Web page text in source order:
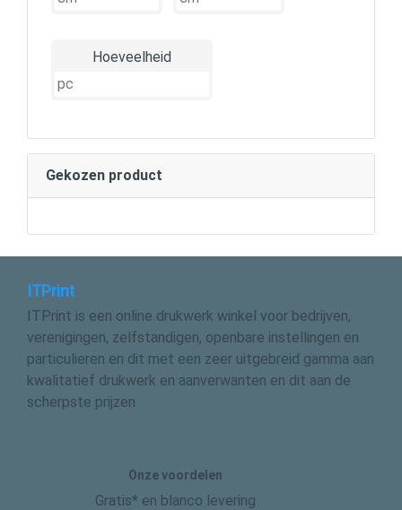
Hoeveelheid
Gekozen product
ITPrint
ITPrint is een online drukwerk winkel voor bedrijven,
verenigingen, zelfstandigen, openbare instellingen en
particulieren en dit met een zeer uitgebreid gamma aan
kwalitatief drukwerk en aanverwanten en dit aan de
scherpste prijzen
Onze voordelen
Gratis* en blanco levering